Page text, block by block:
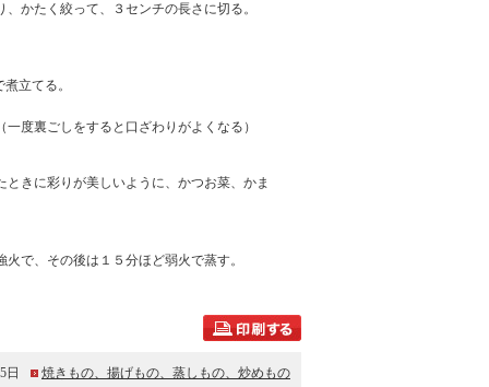
かたく絞って、３センチの長さに切る。
立てる。
度裏ごしをすると口ざわりがよくなる）
きに彩りが美しいように、かつお菜、かま
で、その後は１５分ほど弱火で蒸す。
日 焼きもの、揚げもの、蒸しもの、炒めもの